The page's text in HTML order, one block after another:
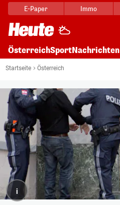
E-Paper Immo
ÖsterreichSportNachrichten
Startseite Österreich
i